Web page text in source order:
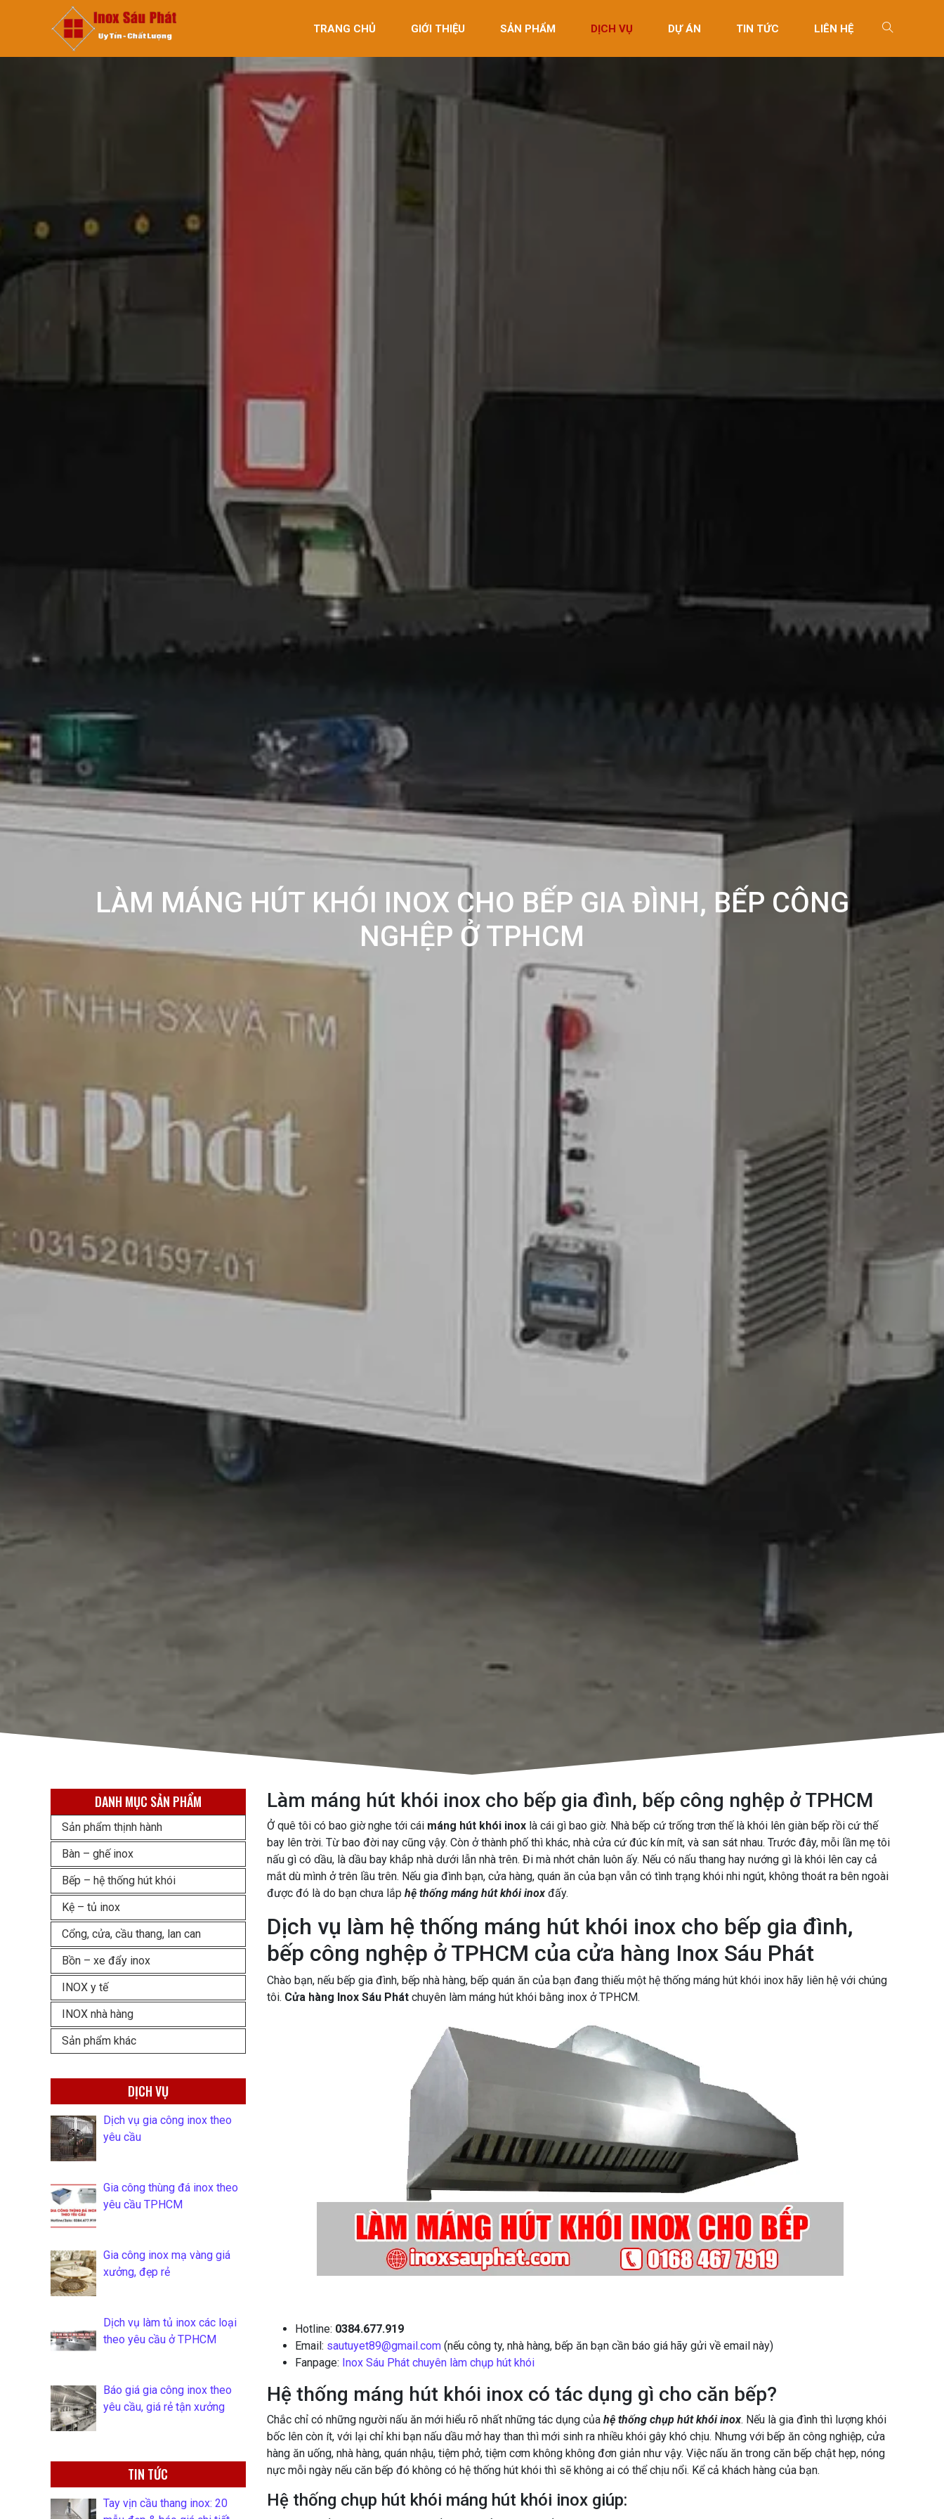
TRANG CHỦ GIỚI THIỆU SẢN PHẨM DỊCH VỤ DỰ ÁN TIN TỨC LIÊN HỆ
LÀM MÁNG HÚT KHÓI INOX CHO BẾP GIA ĐÌNH, BẾP CÔNG
NGHỆP Ở TPHCM
DANH MỤC SẢN PHẨM
Sản phẩm thịnh hành
Bàn – ghế inox
Bếp – hệ thống hút khói
Kệ – tủ inox
Cổng, cửa, cầu thang, lan can
Bồn – xe đẩy inox
INOX y tế
INOX nhà hàng
Sản phẩm khác
DỊCH VỤ
Dịch vụ gia công inox theo
yêu cầu
Gia công thùng đá inox theo
yêu cầu TPHCM
Gia công inox mạ vàng giá
xưởng, đẹp rẻ
Dịch vụ làm tủ inox các loại
theo yêu cầu ở TPHCM
Báo giá gia công inox theo
yêu cầu, giá rẻ tận xưởng
TIN TỨC
Tay vịn cầu thang inox: 20
Làm máng hút khói inox cho bếp gia đình, bếp công nghệp ở TPHCM
Ở quê tôi có bao giờ nghe tới cái máng hút khói inoxlà cái gì bao giờ. Nhà bếp cứ trống trơn thế là khói lên giàn bếp rồi cứ thế
bay lên trời. Từ bao đời nay cũng vậy. Còn ở thành phố thì khác, nhà cửa cứ đúc kín mít, và san sát nhau. Trước đây, mỗi lần mẹ tôi
nấu gì có dầu, là dầu bay khắp nhà dưới lẫn nhà trên. Đi mà nhớt chân luôn ấy. Nếu có nấu thang hay nướng gì là khói lên cay cả
mắt dù mình ở trên lầu trên. Nếu gia đình bạn, cửa hàng, quán ăn của bạn vẫn có tình trạng khói nhi ngút, không thoát ra bên ngoài
được đó là do bạn chưa lắp hệ thống máng hút khói inoxđấy.
Dịch vụ làm hệ thống máng hút khói inox cho bếp gia đình,
bếp công nghệp ở TPHCM của cửa hàng Inox Sáu Phát
Chào bạn, nếu bếp gia đình, bếp nhà hàng, bếp quán ăn của bạn đang thiếu một hệ thống máng hút khói inox hãy liên hệ với chúng
tôi. Cửa hàng Inox Sáu Phátchuyên làm máng hút khói bằng inox ở TPHCM.
Hotline: 0384.677.919
Email: sautuyet89@gmail.com(nếu công ty, nhà hàng, bếp ăn bạn cần báo giá hãy gửi về email này)
Fanpage: Inox Sáu Phát chuyên làm chụp hút khói
Hệ thống máng hút khói inox có tác dụng gì cho căn bếp?
Chắc chỉ có những người nấu ăn mới hiểu rõ nhất những tác dụng của hệ thống chụp hút khói inox. Nếu là gia đình thì lượng khói
bốc lên còn ít, với lại chỉ khi bạn nấu dầu mở hay than thì mới sinh ra nhiều khói gây khó chịu. Nhưng với bếp ăn công nghiệp, cửa
hàng ăn uống, nhà hàng, quán nhậu, tiệm phở, tiệm cơm không không đơn giản như vậy. Việc nấu ăn trong căn bếp chật hẹp, nóng
nực mỗi ngày nếu căn bếp đó không có hệ thống hút khói thì sẽ không ai có thể chịu nổi. Kể cả khách hàng của bạn.
Hệ thống chụp hút khói máng hút khói inox giúp: